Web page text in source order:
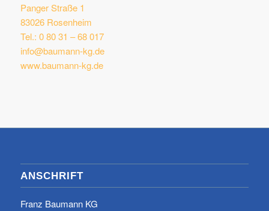
Panger Straße 1
83026 Rosenheim
Tel.: 0 80 31 – 68 017
info@baumann-kg.de
www.baumann-kg.de
ANSCHRIFT
Franz Baumann KG